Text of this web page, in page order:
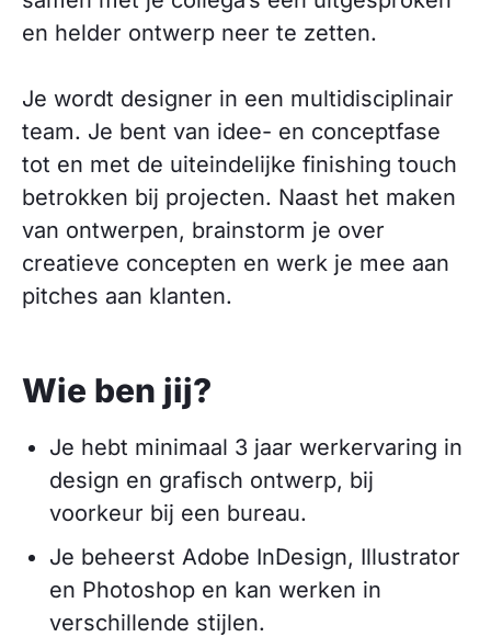
en helder ontwerp neer te zetten.
Je wordt designer in een multidisciplinair
team. Je bent van idee- en conceptfase
tot en met de uiteindelijke finishing touch
betrokken bij projecten. Naast het maken
van ontwerpen, brainstorm je over
creatieve concepten en werk je mee aan
pitches aan klanten.
Wie ben jij?
Je hebt minimaal 3 jaar werkervaring in
design en grafisch ontwerp, bij
voorkeur bij een bureau.
Je beheerst Adobe InDesign, Illustrator
en Photoshop en kan werken in
verschillende stijlen.